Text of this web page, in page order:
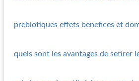
prebiotiques effets benefices et
quels sont les avantages de setirer